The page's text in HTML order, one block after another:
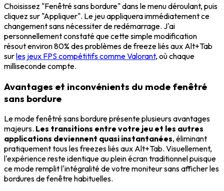
Choisissez "Fenêtré sans bordure" dans le menu déroulant, puis
cliquez sur "Appliquer". Le jeu appliquera immédiatement ce
changement sans nécessiter de redémarrage. J'ai
personnellement constaté que cette simple modification
résout environ 80% des problèmes de freeze liés aux Alt+Tab
surles jeux FPS compétitifs comme Valorant, où chaque
milliseconde compte.
Avantages et inconvénients du mode fenêtré
sans bordure
Le mode fenêtré sans bordure présente plusieurs avantages
majeurs. Les transitions entre votre jeu et les autres
applications deviennent quasi instantanées, éliminant
pratiquement tous les freezes liés aux Alt+Tab. Visuellement,
l'expérience reste identique au plein écran traditionnel puisque
ce mode remplit l'intégralité de votre moniteur sans afficher les
bordures de fenêtre habituelles.